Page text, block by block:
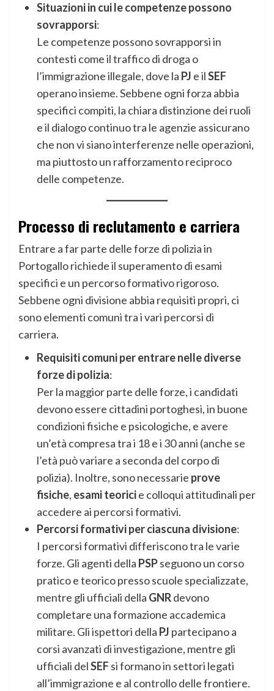
Situazioni in cui le competenze possono
sovrapporsi:
Le competenze possono sovrapporsi in
contesti come il traffico di droga o
l’immigrazione illegale, dove la PJ e ilSEF
operano insieme. Sebbene ogni forza abbia
specifici compiti, la chiara distinzione dei ruoli
e il dialogo continuo tra le agenzie assicurano
che non vi siano interferenze nelle operazioni,
ma piuttosto un rafforzamento reciproco
delle competenze.
Processo di reclutamento e carriera
Entrare a far parte delle forze di polizia in
Portogallo richiede il superamento di esami
specifici e un percorso formativo rigoroso.
Sebbene ogni divisione abbia requisiti propri, ci
sono elementi comuni tra i vari percorsi di
carriera.
Requisiti comuni per entrare nelle diverse
forze di polizia:
Per la maggior parte delle forze, i candidati
devono essere cittadini portoghesi, in buone
condizioni fisiche e psicologiche, e avere
un’età compresa tra i 18 e i 30 anni (anche se
l’età può variare a seconda del corpo di
polizia). Inoltre, sono necessarie prove
fisiche, esami teoricie colloqui attitudinali per
accedere ai percorsi formativi.
Percorsi formativi per ciascuna divisione:
I percorsi formativi differiscono tra le varie
forze. Gli agenti della PSPseguono un corso
pratico e teorico presso scuole specializzate,
mentre gli ufficiali della GNRdevono
completare una formazione accademica
militare. Gli ispettori della PJ partecipano a
corsi avanzati di investigazione, mentre gli
ufficiali delSEF si formano in settori legati
all’immigrazione e al controllo delle frontiere.